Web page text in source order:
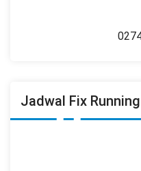
Jadwal Fix Running